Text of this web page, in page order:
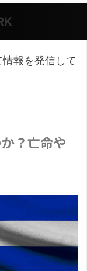
報を発信して
？亡命や